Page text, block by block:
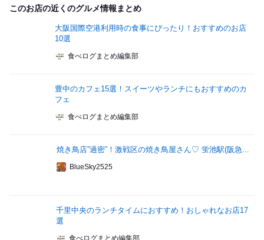
このお店の近くのグルメ情報まとめ
大阪国際空港利用時の食事にぴったり！おすすめのお店
10選
食べログまとめ編集部
豊中のカフェ15選！スイーツやランチにもおすすめのカ
フェ
食べログまとめ編集部
焼き鳥店”過密”！激戦区の焼き鳥屋さん♡ 蛍池駅(阪急...
BlueSky2525
千里中央のランチタイムにおすすめ！おしゃれなお店17
選